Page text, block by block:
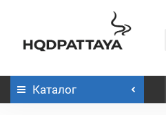
Каталог